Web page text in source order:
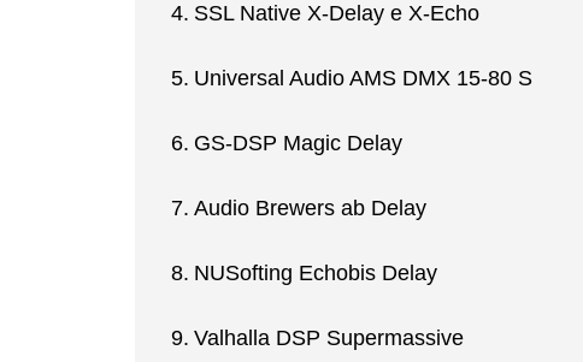
SSL Native X-Delay e X-Echo
Universal Audio AMS DMX 15-80 S
GS-DSP Magic Delay
Audio Brewers ab Delay
NUSofting Echobis Delay
Valhalla DSP Supermassive